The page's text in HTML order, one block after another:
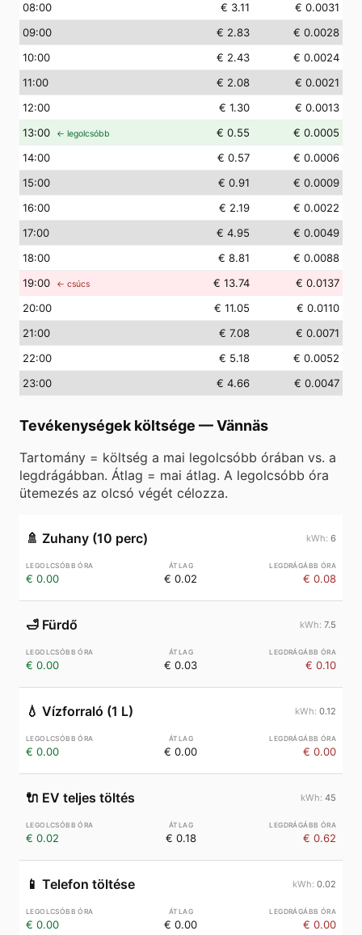
08:00 € 3.11
€ 0.0031
09:00 € 2.83
€ 0.0028
10:00 € 2.43
€ 0.0024
11:00 € 2.08
€ 0.0021
12:00 € 1.30
€ 0.0013
13:00 ← legolcsóbb € 0.55
€ 0.0005
14:00 € 0.57
€ 0.0006
15:00 € 0.91
€ 0.0009
16:00 € 2.19
€ 0.0022
17:00 € 4.95
€ 0.0049
18:00 € 8.81
€ 0.0088
19:00 ← csúcs € 13.74
€ 0.0137
20:00 € 11.05
€ 0.0110
21:00 € 7.08
€ 0.0071
22:00 € 5.18
€ 0.0052
23:00 € 4.66 € 0.0047
Tevékenységek költsége —Vännäs
Tartomány = költség a mai legolcsóbb órában vs. a
legdrágábban. Átlag = mai átlag. A legolcsóbb óra
ütemezés az olcsó végét célozza.
🚿 Zuhany (10 perc) 6
€ 0.00 € 0.02 € 0.08
🛁 Fürdő 7.5
€ 0.00 € 0.03 € 0.10
💧 Vízforraló (1 L) 0.12
€ 0.00 € 0.00 € 0.00
🔌 EV teljes töltés 45
€ 0.02 € 0.18 € 0.62
📱 Telefon töltése 0.02
€ 0.00 € 0.00 € 0.00